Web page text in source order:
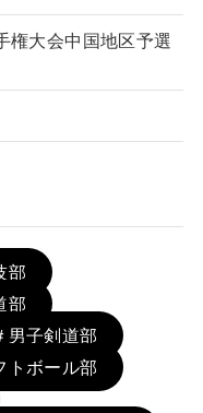
権大会中国地区予選
部
部
男子剣道部
トボール部